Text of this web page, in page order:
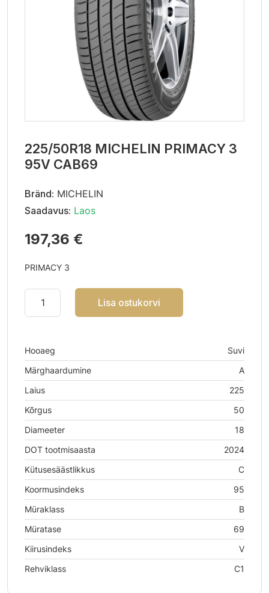
225/50R18 MICHELIN PRIMACY 3
95V CAB69
Bränd: MICHELIN
Saadavus: Laos
197,36 €
PRIMACY 3
Lisa ostukorvi
Hooaeg
Suvi
Märghaardumine
A
Laius
225
Kõrgus
50
Diameeter
18
DOT tootmisaasta
2024
Kütusesäästlikkus
C
Koormusindeks
95
Müraklass
B
Müratase
69
Kiirusindeks
V
Rehviklass
C1